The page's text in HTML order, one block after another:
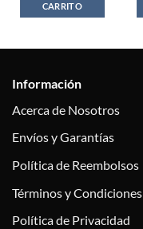
CARRITO
Información
Acerca de Nosotros
Envíos y Garantías
Política de Reembolsos
Términos y Condiciones
Política de Privacidad